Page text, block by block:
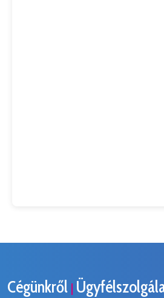
Cégünkről |